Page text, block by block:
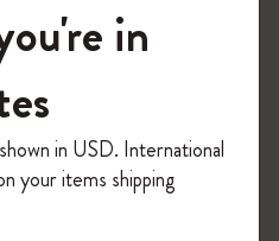
界へようこそ
入力すると、初回注
料になります。セ
ト品は適用外。
in
in USD. International
your items shipping